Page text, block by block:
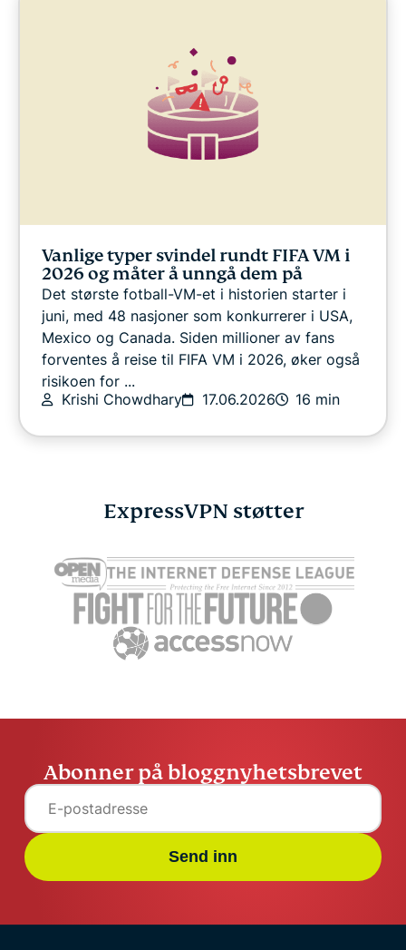
Vanlige typer svindel rundt FIFA VM i
2026 og måter å unngå dem på
Det største fotball-VM-et i historien starter i
juni, med 48 nasjoner som konkurrerer i USA,
Mexico og Canada. Siden millioner av fans
forventes å reise til FIFA VM i 2026, øker også
risikoen for ...
Krishi Chowdhary
17.06.2026 16 min
ExpressVPN støtter
Abonner på bloggnyhetsbrevet
Send inn